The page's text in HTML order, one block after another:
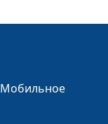
Мобильное